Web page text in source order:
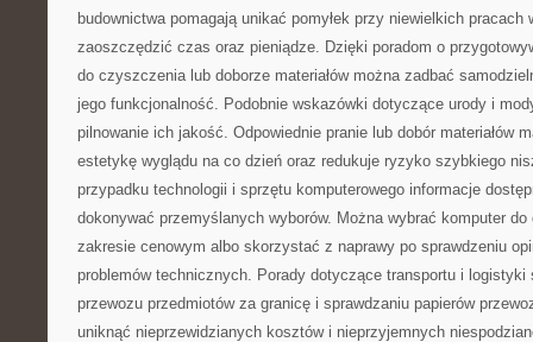
budownictwa pomagają unikać pomyłek przy niewielkich pracach
zaoszczędzić czas oraz pieniądze. Dzięki poradom o
do czyszczenia lub doborze materiałów można zadbać
jego funkcjonalność. Podobnie wskazówki dotyczące urody i
pilnowanie ich jakość. Odpowiednie pranie lub dobór materiałów
estetykę wyglądu na co dzień oraz redukuje ryzyko szybkiego
przypadku technologii i sprzętu komputerowego informacje
dokonywać przemyślanych wyborów. Można wybrać komputer
zakresie cenowym albo skorzystać z naprawy po sprawdzeniu
problemów technicznych. Porady dotyczące transportu i logistyki
przewozu przedmiotów za granicę i sprawdzaniu papierów
uniknąć nieprzewidzianych kosztów i nieprzyjemnych